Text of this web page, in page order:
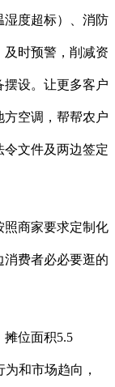
湿度超标）、消防
时预警，削减资
设。让更多客户
空调，帮帮农户
令文件及两边签定
商家要求定制化
费者必必要逛的
位面积5.5
和市场趋向，